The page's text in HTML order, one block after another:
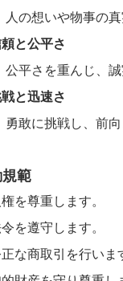
人の想いや物事の
と公平さ
公平さを重んじ、
と迅速さ
勇敢に挑戦し、前
範
を尊重します。
を遵守します。
な商取引を行いま